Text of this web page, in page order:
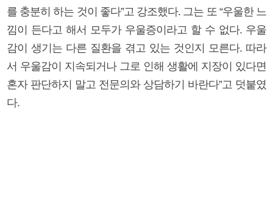
를 충분히 하는 것이 좋다”고 강조했다. 그는 또 “우울한 느
낌이 든다고 해서 모두가 우울증이라고 할 수 없다. 우울
감이 생기는 다른 질환을 겪고 있는 것인지 모른다. 따라
서 우울감이 지속되거나 그로 인해 생활에 지장이 있다면
혼자 판단하지 말고 전문의와 상담하기 바란다”고 덧붙였
다.